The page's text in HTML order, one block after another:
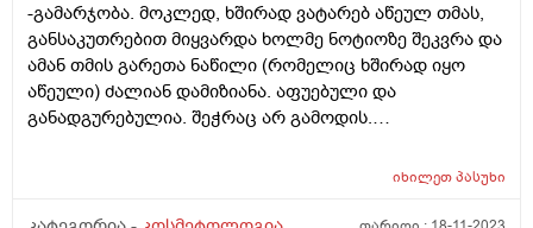
-გამარჯობა. მოკლედ, ხშირად ვატარებ აწეულ თმას,
განსაკუთრებით მიყვარდა ხოლმე ნოტიოზე შეკვრა და
ამან თმის გარეთა ნაწილი (რომელიც ხშირად იყო
აწეული) ძალიან დამიზიანა. აფუებული და
განადგურებულია. შეჭრაც არ გამოდის.
ჟელატინის ნიღაბი და ასევე კვერცხის გულის
ნამდვილად? ტყუილი დროის კარგვა ხომ არ იქნება ან
იხილეთპასუხი